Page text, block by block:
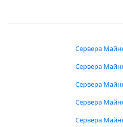
Сервера
Сервера
Сервера
Сервера
Сервера